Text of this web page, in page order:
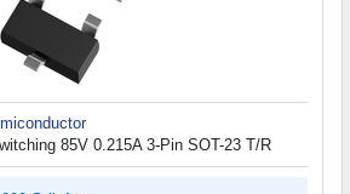
85V 0.215A 3-Pin SOT-23 T/R